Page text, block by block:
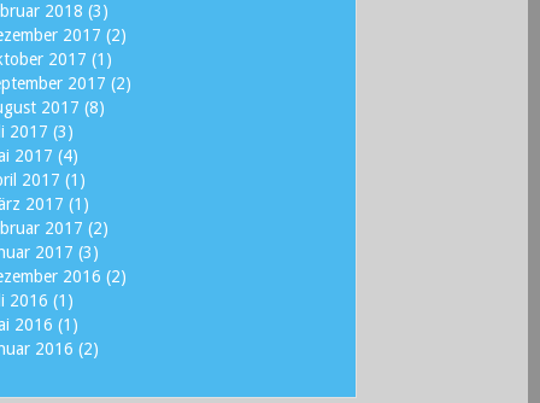
2018 (3)
2017 (2)
2017 (1)
2017 (2)
2017 (8)
2017 (3)
2017 (4)
2017 (1)
2017 (1)
2017 (2)
2017 (3)
2016 (2)
2016 (1)
2016 (1)
2016 (2)